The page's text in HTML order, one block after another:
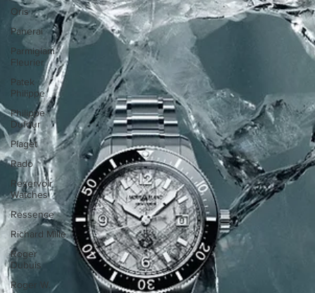
Oris
Panerai
Parmigiani
Fleurier
Patek
Philippe
Philippe
Dufour
Piaget
Rado
Reservoir
Watches
Ressence
Richard Mille
Roger
Dubuis
Roger W.